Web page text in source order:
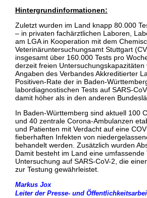
Hintergrundinformationen:
Zuletzt wurden im Land knapp 80.000
– in privaten fachärztlichen Laboren,
am LGA in Kooperation mit dem
Veterinäruntersuchungsamt Stuttgart
insgesamt über 160.000 Tests pro
derzeit freien Untersuchungskapazitäten
Angaben des Verbandes Akkreditierter
Positiven-Rate der in Baden-
labordiagnostischen Tests auf SARS-
damit höher als in den anderen
In Baden-Württemberg sind aktuell 100
und 40 zentrale Corona-Ambulanzen
und Patienten mit Verdacht auf eine
fieberhaften Infekten von
behandelt werden. Zusätzlich wurden
Damit besteht im Land eine umfassende
Untersuchung auf SARS-CoV-2, die
zur Testung gewährleistet.
Markus Jox
Leiter der Presse- und